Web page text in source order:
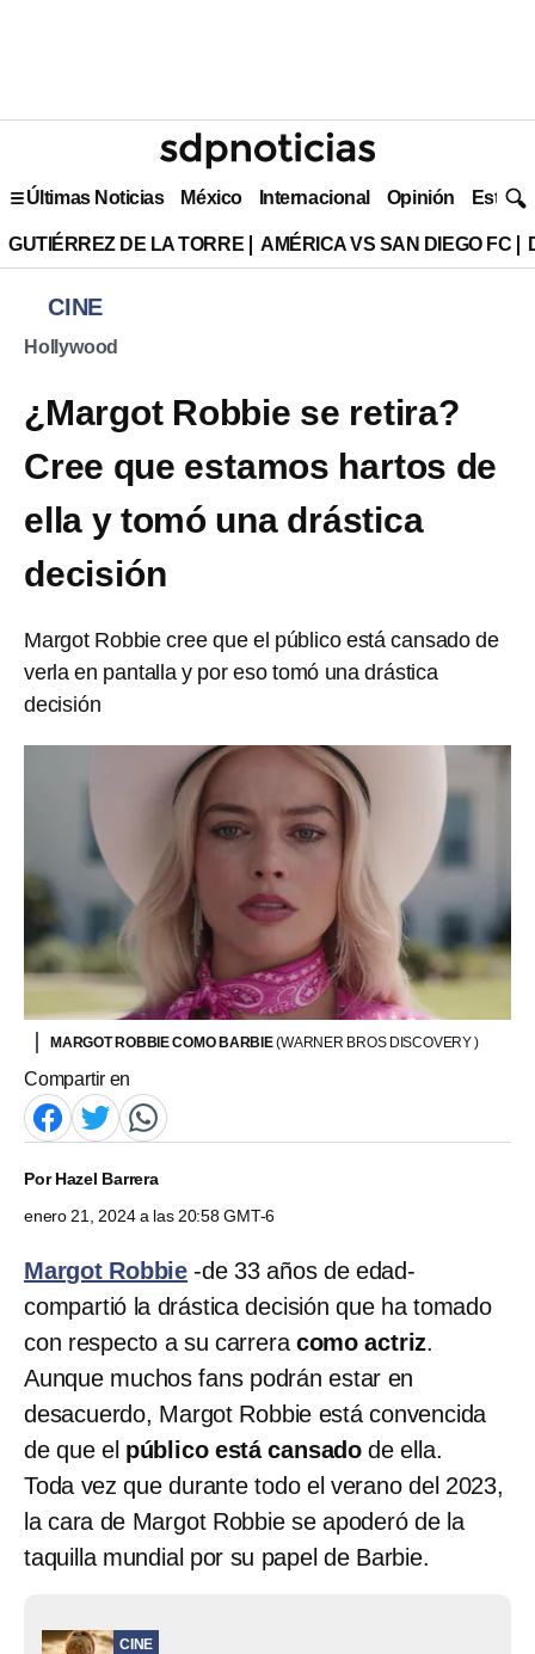
Últimas Noticias México Internacional Opinión Estilo
GUTIÉRREZ DE LA TORRE AMÉRICA VS SAN DIEGO FC
CINE
Hollywood
¿Margot Robbie se retira?
Cree que estamos hartos de
ella y tomó una drástica
decisión
Margot Robbie cree que el público está cansado de
verla en pantalla y por eso tomó una drástica
decisión
MARGOT ROBBIE COMO BARBIE(WARNER BROS DISCOVERY )
Compartir en
PorHazel Barrera
enero 21, 2024 a las 20:58 GMT-6
Margot Robbie -de 33 años de edad-
compartió la drástica decisión que ha tomado
con respecto a su carrera como actriz.
Aunque muchos fans podrán estar en
desacuerdo, Margot Robbie está convencida
de que el público está cansado de ella.
Toda vez que durante todo el verano del 2023,
la cara de Margot Robbie se apoderó de la
taquilla mundial por su papel de Barbie.
CINE